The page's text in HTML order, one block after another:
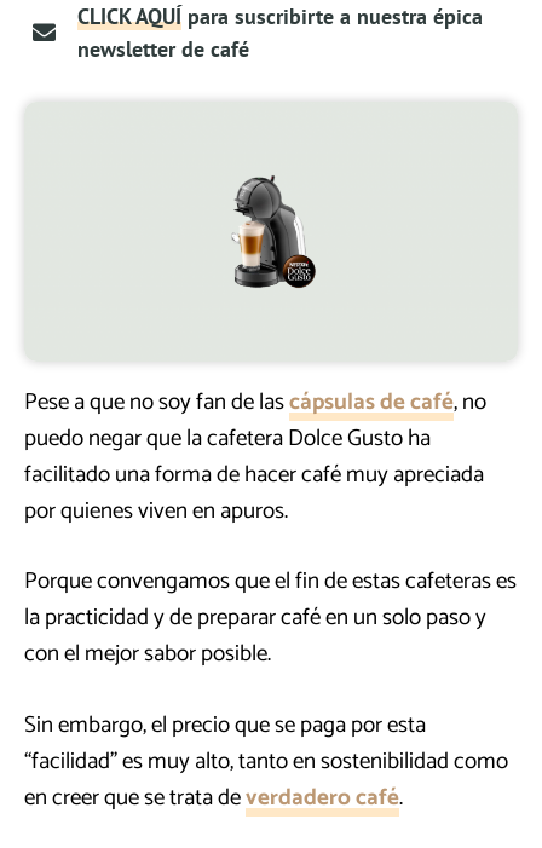
CLICK AQUÍ para suscribirte a nuestra épica
newsletter de café
Pese a que no soy fan de lascápsulas de café, no
puedo negar que la cafetera Dolce Gusto ha
facilitado una forma de hacer café muy apreciada
por quienes viven en apuros.
Porque convengamos que el fin de estas cafeteras es
la practicidad y de preparar café en un solo paso y
con el mejor sabor posible.
Sin embargo, el precio que se paga por esta
“facilidad” es muy alto, tanto en sostenibilidad como
en creer que se trata deverdadero café.